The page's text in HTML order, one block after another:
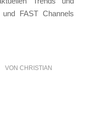
FAST Channels
VON CHRISTIAN